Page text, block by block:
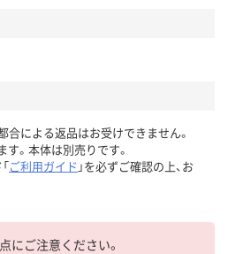
合による返品はお受けできません。
。本体は別売りです。
ご利用ガイド 」を必ずご確認の上、お
にご注意ください。